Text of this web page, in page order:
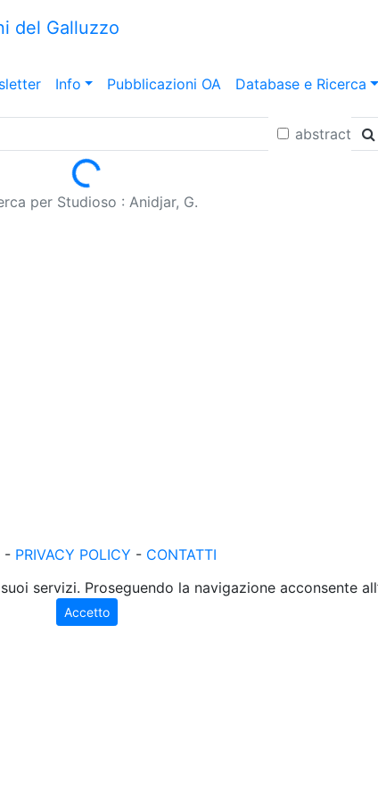
del Galluzzo
Info Pubblicazioni OA Database e Ricerca
abstract
Loading...
per Studioso : Anidjar, G.
- PRIVACY POLICY - CONTATTI
servizi. Proseguendo la navigazione acconsente
Accetto